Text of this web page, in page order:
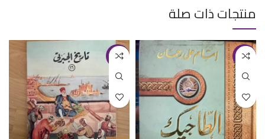
منتجات ذات صلة
-39%
-17%